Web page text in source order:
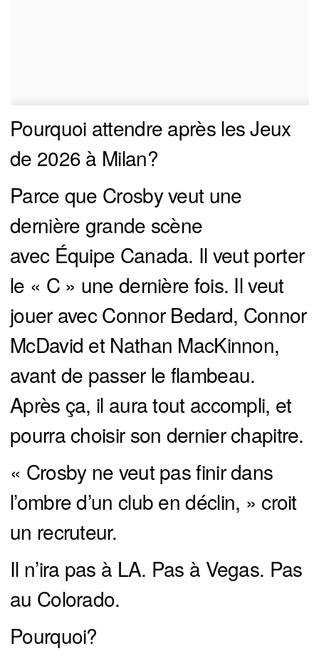
Pourquoi attendre après les Jeux
de 2026 à Milan?
Parce que Crosby veut une
dernière grande scène
avec Équipe Canada. Il veut porter
le « C » une dernière fois. Il veut
jouer avec Connor Bedard, Connor
McDavid et Nathan MacKinnon,
avant de passer le flambeau.
Après ça, il aura tout accompli, et
pourra choisir son dernier chapitre.
« Crosby ne veut pas finir dans
l’ombre d’un club en déclin, » croit
un recruteur.
Il n’ira pas à LA. Pas à Vegas. Pas
au Colorado.
Pourquoi?